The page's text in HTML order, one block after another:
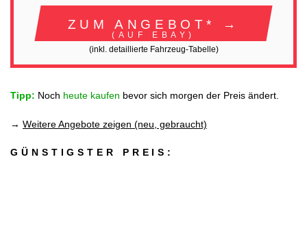
ZUM ANGEBOT* →
(AUF EBAY)
(inkl. detaillierte Fahrzeug-Tabelle)
Tipp: Noch heute kaufen bevor sich morgen der Preis ändert.
→ Weitere Angebote zeigen (neu, gebraucht)
GÜNSTIGSTER PREIS: